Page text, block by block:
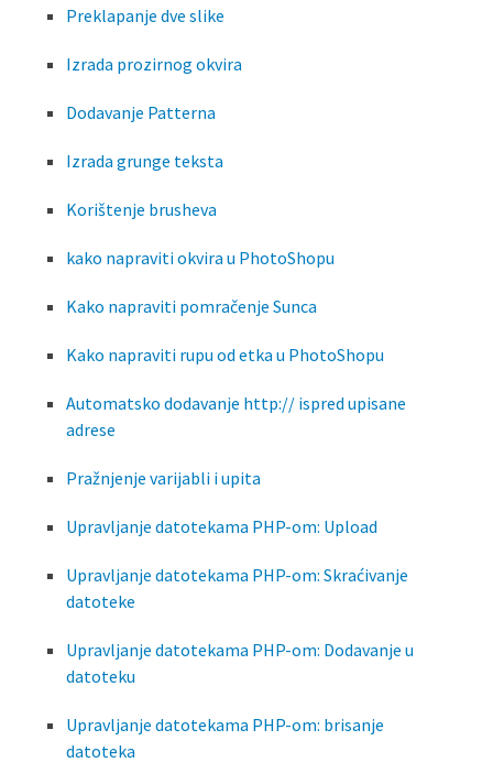
Preklapanje dve slike
Izrada prozirnog okvira
Dodavanje Patterna
Izrada grunge teksta
Korištenje brusheva
kako napraviti okvira u PhotoShopu
Kako napraviti pomračenje Sunca
Kako napraviti rupu od etka u PhotoShopu
Automatsko dodavanje http:// ispred upisane
adrese
Pražnjenje varijabli i upita
Upravljanje datotekama PHP-om: Upload
Upravljanje datotekama PHP-om: Skraćivanje
datoteke
Upravljanje datotekama PHP-om: Dodavanje u
datoteku
Upravljanje datotekama PHP-om: brisanje
datoteka